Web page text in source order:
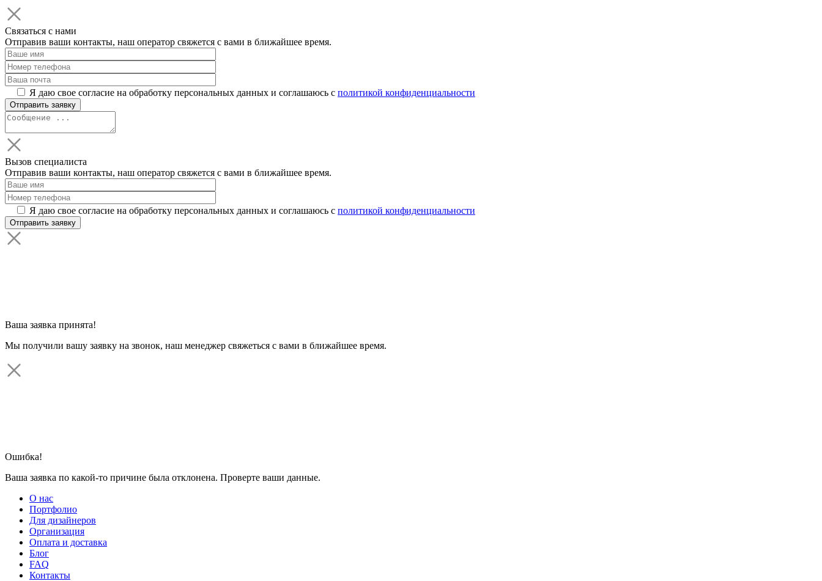
Связаться с нами
Отправив ваши контакты, наш оператор свяжется с вами в ближайшее время.
Я даю свое согласие на обработку персональных данных и соглашаюсь с политикой конфиденциальности
Вызов специалиста
Отправив ваши контакты, наш оператор свяжется с вами в ближайшее время.
Я даю свое согласие на обработку персональных данных и соглашаюсь с политикой конфиденциальности
Ваша заявка принята!
Мы получили вашу заявку на звонок, наш менеджер свяжеться с вами в ближайшее время.
Ошибка!
Ваша заявка по какой-то причине была отклонена. Проверте ваши данные.
О нас
Портфолио
Для дизайнеров
Организация
Оплата и доставка
Блог
FAQ
Контакты